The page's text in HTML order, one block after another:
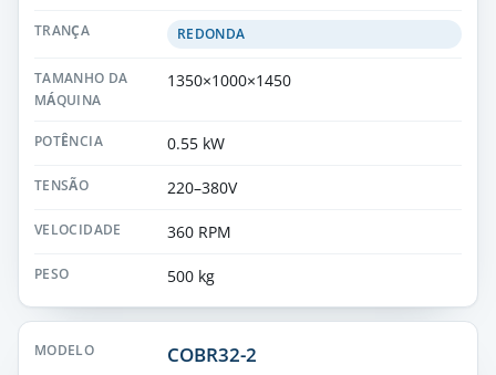
REDONDA
1350×1000×1450
0.55 kW
220–380V
360 RPM
500 kg
COBR32-2